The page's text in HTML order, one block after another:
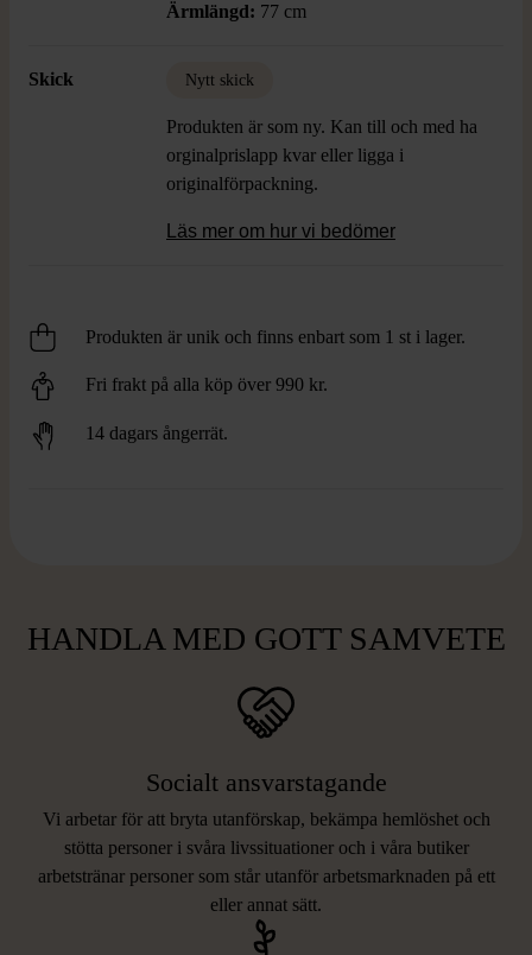
Ärmlängd: 77 cm
Skick Nytt skick
Produkten är som ny. Kan till och med ha
orginalprislapp kvar eller ligga i
originalförpackning.
Läs mer om hur vi bedömer
Produkten är unik och finns enbart som 1 st i lager.
Fri frakt på alla köp över 990 kr.
14 dagars ångerrät.
HANDLA MED GOTT SAMVETE
Socialt ansvarstagande
Vi arbetar för att bryta utanförskap, bekämpa hemlöshet och
stötta personer i svåra livssituationer och i våra butiker
arbetstränar personer som står utanför arbetsmarknaden på ett
eller annat sätt.